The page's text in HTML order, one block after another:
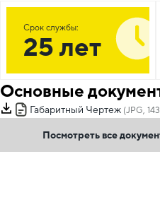
Срок службы:
25 лет
Основные
Габаритный Чертеж (JPG,
Посмотреть все